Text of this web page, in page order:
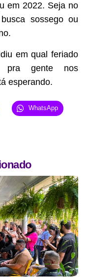
em 2022. Seja no
sossego ou
em qual feriado
pra gente nos
esperando.
WhatsApp